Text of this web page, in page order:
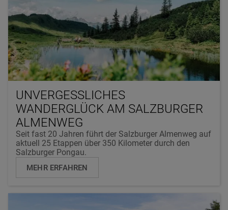
UNVERGESSLICHES
WANDERGLÜCK AM SALZBURGER
ALMENWEG
Seit fast 20 Jahren führt der Salzburger Almenweg auf
aktuell 25 Etappen über 350 Kilometer durch den
Salzburger Pongau.
MEHR ERFAHREN